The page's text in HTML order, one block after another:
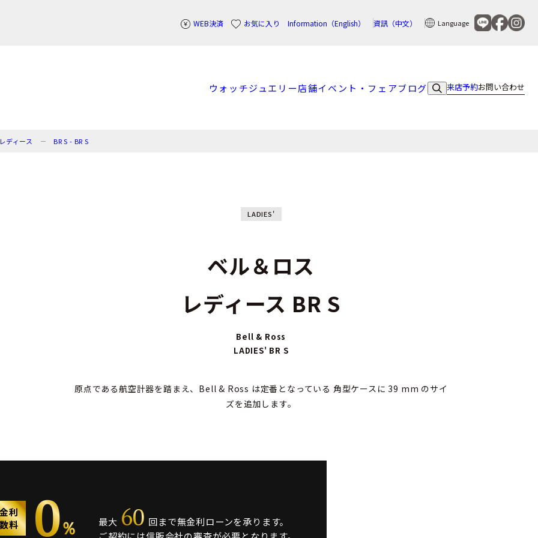
WEB決済 お気に入り Information（English） 資訊（中文） Language
ウォッチジュエリー店舗イベント・フェアブログ 来店予約お問い合わせ
ディース BR S - BR S
LADIES'
ベル＆ロス
レディース BR S
Bell & Ross
LADIES' BR S
原点である航空計器を踏まえ、Bell & Ross は定番となっている 角型ケースに 39 mm のサイ
ズを追加します。
利
料
0％ 最大 60 回まで無金利ローンを承ります。